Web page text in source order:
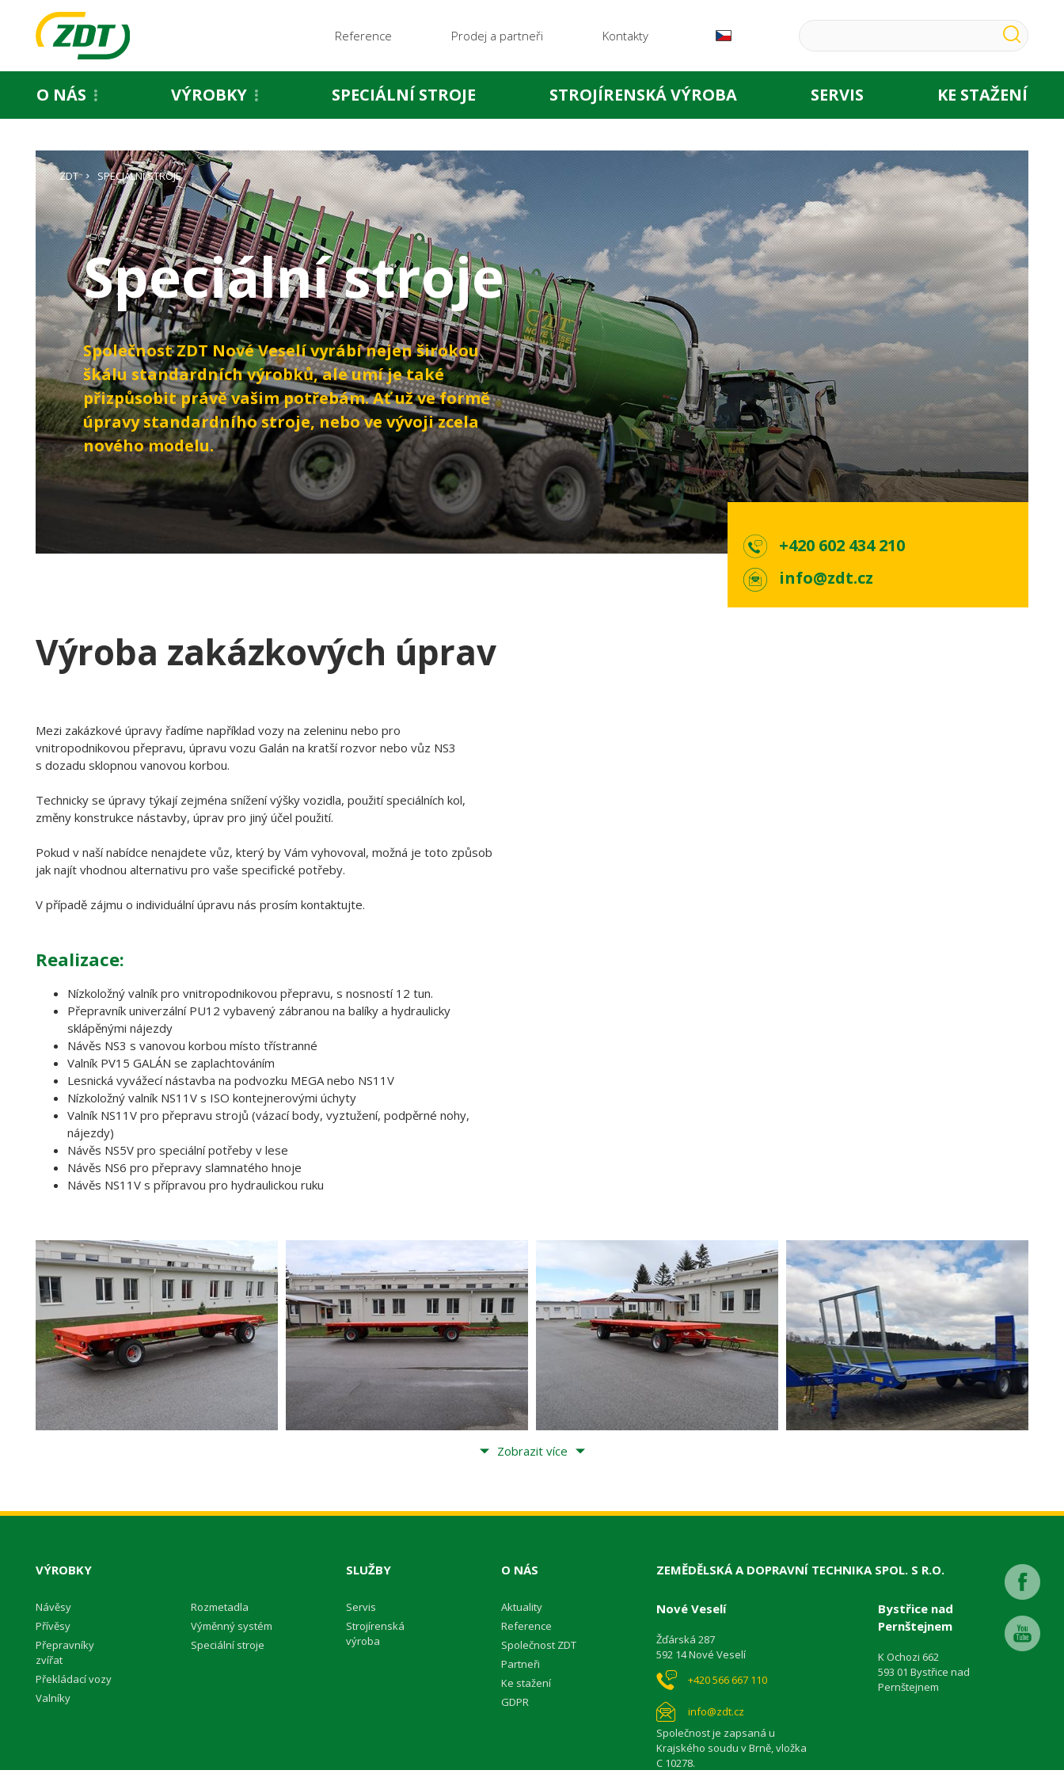
Reference Prodej a partneři Kontakty
O NÁS VÝROBKY SPECIÁLNÍ STROJE STROJÍRENSKÁ VÝROBA SERVIS KE STAŽENÍ
ZDT SPECIÁLNÍ STROJE
Speciální stroje
Společnost ZDT Nové Veselí vyrábí nejen širokou
škálu standardních výrobků, ale umí je také
přizpůsobit právě vašim potřebám. Ať už ve formě
úpravy standardního stroje, nebo ve vývoji zcela
nového modelu.
+420 602 434 210
info@zdt.cz
Výroba zakázkových úprav
Mezi zakázkové úpravy řadíme například vozy na zeleninu nebo pro
vnitropodnikovou přepravu, úpravu vozu Galán na kratší rozvor nebo vůz NS3
s dozadu sklopnou vanovou korbou.
Technicky se úpravy týkají zejména snížení výšky vozidla, použití speciálních kol,
změny konstrukce nástavby, úprav pro jiný účel použití.
Pokud v naší nabídce nenajdete vůz, který by Vám vyhovoval, možná je toto způsob
jak najít vhodnou alternativu pro vaše specifické potřeby.
V případě zájmu o individuální úpravu nás prosím kontaktujte.
Realizace:
Nízkoložný valník pro vnitropodnikovou přepravu, s nosností 12 tun.
Přepravník univerzální PU12 vybavený zábranou na balíky a hydraulicky
sklápěnými nájezdy
Návěs NS3 s vanovou korbou místo třístranné
Valník PV15 GALÁN se zaplachtováním
Lesnická vyvážecí nástavba na podvozku MEGA nebo NS11V
Nízkoložný valník NS11V s ISO kontejnerovými úchyty
Valník NS11V pro přepravu strojů (vázací body, vyztužení, podpěrné nohy,
nájezdy)
Návěs NS5V pro speciální potřeby v lese
Návěs NS6 pro přepravy slamnatého hnoje
Návěs NS11V s přípravou pro hydraulickou ruku
Zobrazit více
VÝROBKY
Návěsy
Přívěsy
Přepravníky
zvířat
Překládací vozy
Valníky
Rozmetadla
Výměnný systém
Speciální stroje
SLUŽBY
Servis
Strojírenská
výroba
O NÁS
Aktuality
Reference
Společnost ZDT
Partneři
Ke stažení
GDPR
ZEMĚDĚLSKÁ A DOPRAVNÍ TECHNIKA SPOL. S R.O.
Nové Veselí
Žďárská 287
592 14 Nové Veselí
+420 566 667 110
info@zdt.cz
Společnost je zapsaná u
Krajského soudu v Brně, vložka
C 10278.
Bystřice nad
Pernštejnem
K Ochozi 662
593 01 Bystřice nad
Pernštejnem